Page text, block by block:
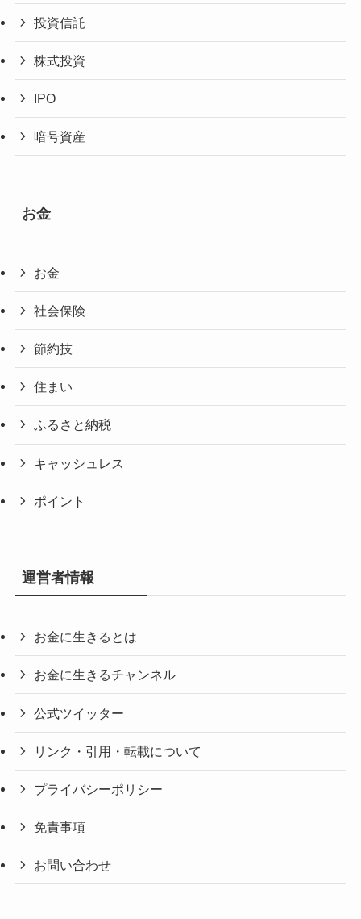
投資信託
株式投資
IPO
暗号資産
お金
お金
社会保険
節約技
住まい
ふるさと納税
キャッシュレス
ポイント
運営者情報
お金に生きるとは
お金に生きるチャンネル
公式ツイッター
リンク・引用・転載について
プライバシーポリシー
免責事項
お問い合わせ